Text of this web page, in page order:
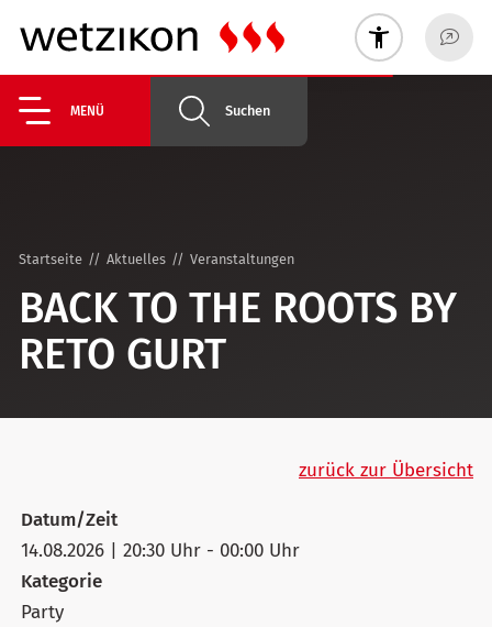
MENÜ Suchen
Startseite Aktuelles Veranstaltungen
BACK TO THE ROOTS BY
RETO GURT
zurück zur Übersicht
Datum/Zeit
14.08.2026 | 20:30 Uhr - 00:00 Uhr
Kategorie
Party